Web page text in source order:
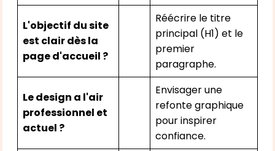
L'objectif du site
est clair dès la
page d'accueil ?
Réécrire le titre
principal (H1) et le
premier
paragraphe.
Le design a l'air
professionnel et
actuel ?
Envisager une
refonte graphique
pour inspirer
confiance.